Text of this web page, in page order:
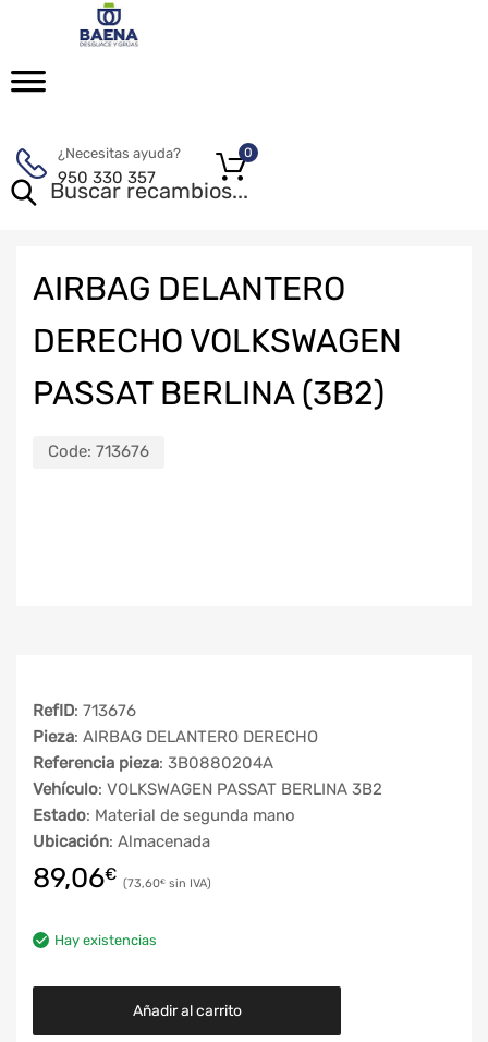
¿Necesitas ayuda?
950 330 357
0
AIRBAG DELANTERO
DERECHO VOLKSWAGEN
PASSAT BERLINA (3B2)
Code: 713676
RefID: 713676
Pieza: AIRBAG DELANTERO DERECHO
Referencia pieza: 3B0880204A
Vehículo: VOLKSWAGEN PASSAT BERLINA 3B2
Estado: Material de segunda mano
Ubicación: Almacenada
89,06€ 73,60€
Hay existencias
Añadir al carrito